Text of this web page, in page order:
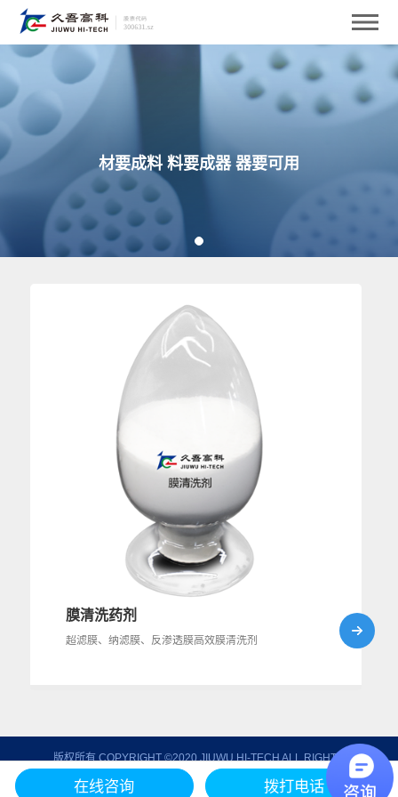
材要成料 料要成器 器要可用
膜清洗药剂
超滤膜、纳滤膜、反渗透膜高效膜清洗剂
版权所有 COPYRIGHT ©2020 JIUWU HI-TECH ALL RIGHTS
苏ICP备09035955号-1
： 云齐邦网络
在线咨询 拨打电话